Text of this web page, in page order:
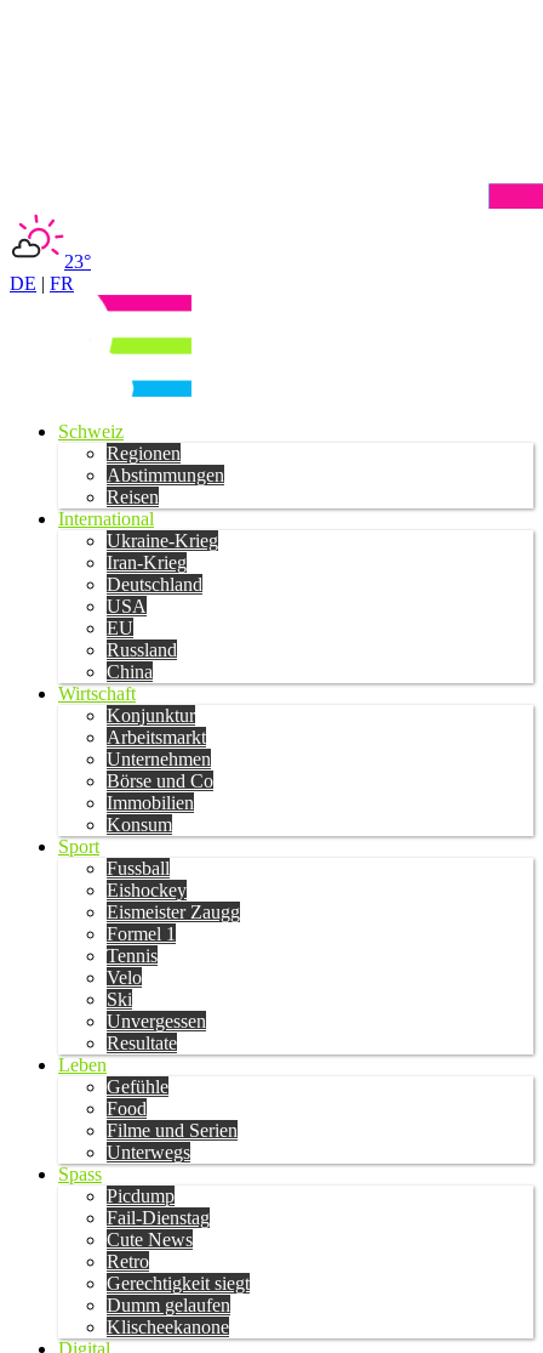
23°
DE | FR
Schweiz
Regionen
Abstimmungen
Reisen
International
Ukraine-Krieg
Iran-Krieg
Deutschland
USA
EU
Russland
China
Wirtschaft
Konjunktur
Arbeitsmarkt
Unternehmen
Börse und Co
Immobilien
Konsum
Sport
Fussball
Eishockey
Eismeister Zaugg
Formel 1
Tennis
Velo
Ski
Unvergessen
Resultate
Leben
Gefühle
Food
Filme und Serien
Unterwegs
Spass
Picdump
Fail-Dienstag
Cute News
Retro
Gerechtigkeit siegt
Dumm gelaufen
Klischeekanone
Digital